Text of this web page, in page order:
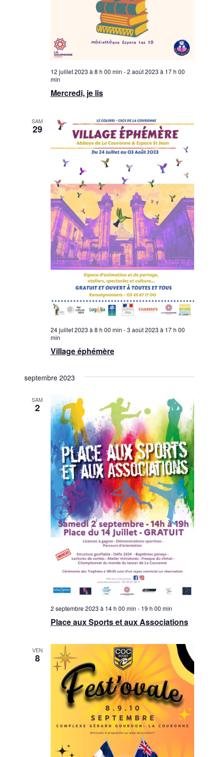
Mercredi, je lis
12 juillet 2023 à 8 h 00 min -2 août 2023 à 17 h 00
min
SAM
29
Village éphémère
24 juillet 2023 à 8 h 00 min -3 août 2023 à 17 h 00
min
septembre 2023
SAM
2
Place aux Sports et aux Associations
2 septembre 2023 à 14 h 00 min - 19 h 00 min
VEN
8